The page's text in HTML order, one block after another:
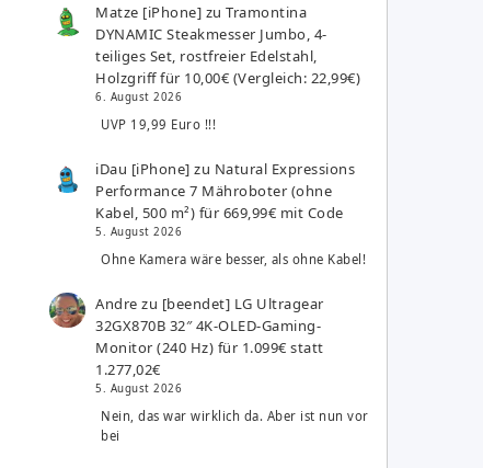
Matze [iPhone] zuTramontina
DYNAMIC Steakmesser Jumbo, 4-
teiliges Set, rostfreier Edelstahl,
Holzgriff für 10,00€ (Vergleich: 22,99€)
6. August 2026
UVP 19,99 Euro !!!
iDau [iPhone] zu Natural Expressions
Performance 7 Mähroboter (ohne
Kabel, 500 m²) für 669,99€ mit Code
5. August 2026
Ohne Kamera wäre besser, als ohne Kabel!
Andre zu [beendet] LG Ultragear
32GX870B 32″ 4K-OLED-Gaming-
Monitor (240 Hz) für 1.099€ statt
1.277,02€
5. August 2026
Nein, das war wirklich da. Aber ist nun vor
bei